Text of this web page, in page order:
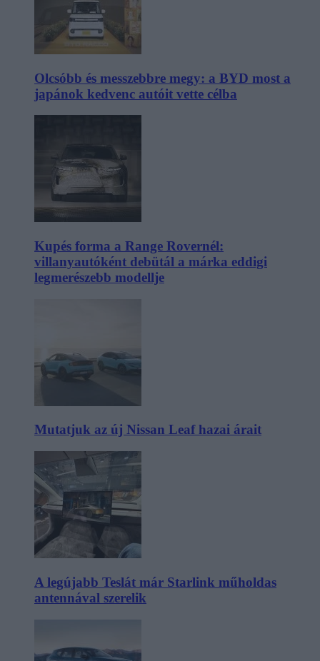
Olcsóbb és messzebbre megy: a BYD most a
japánok kedvenc autóit vette célba
Kupés forma a Range Rovernél:
villanyautóként debütál a márka eddigi
legmerészebb modellje
Mutatjuk az új Nissan Leaf hazai árait
A legújabb Teslát már Starlink műholdas
antennával szerelik